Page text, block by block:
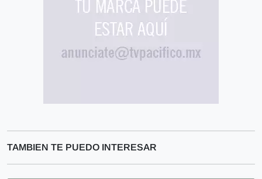
TAMBIEN TE PUEDO INTERESAR